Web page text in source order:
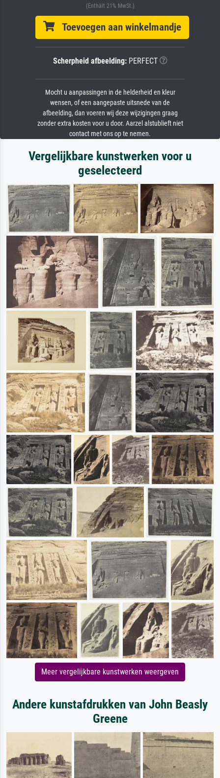
(Enthält 21% MwSt.)
Toevoegen aan winkelmandje
Scherpheid afbeelding:PERFECT
Mocht u aanpassingen in de helderheid en kleur
wensen, of een aangepaste uitsnede van de
afbeelding, dan voeren wij deze wijzigingen graag
zonder extra kosten voor u door. Aarzel alstublieft niet
contact met ons op te nemen.
Vergelijkbare kunstwerken voor u
geselecteerd
Meer vergelijkbare kunstwerken weergeven
Andere kunstafdrukken van John Beasly
Greene